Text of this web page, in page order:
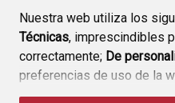
Nuestra web utiliza los
Técnicas, imprescindibles
correctamente; De
preferencias de uso de la
funcionamiento de la web